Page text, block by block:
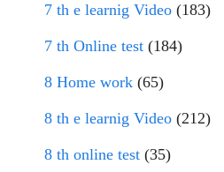
7 th e learnig Video (183)
7 th Online test (184)
8 Home work (65)
8 th e learnig Video (212)
8 th online test (35)